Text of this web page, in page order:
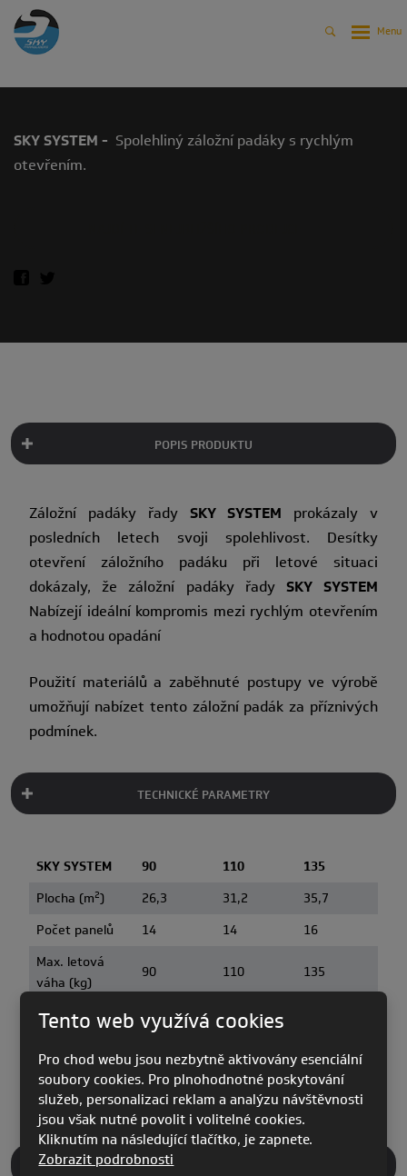
SKY SYSTEM
Produkty
SKY SYSTEM - Spolehliný záložní padáky s rychlým
otevřením.
POPIS PRODUKTU
Záložní padáky řady SKY SYSTEM prokázaly v
posledních letech svoji spolehlivost. Desítky
otevření záložního padáku při letové situaci
dokázaly, že záložní padáky řady SKY SYSTEM
Nabízejí ideální kompromis mezi rychlým otevřením
a hodnotou opadání
Použití materiálů a zaběhnuté postupy ve výrobě
umožňují nabízet tento záložní padák za příznivých
podmínek.
TECHNICKÉ PARAMETRY
SKY SYSTEM 90 110
135
Plocha (m2) 26,3 31,2
35,7
Počet panelů
14 14
16
Max. letová
váha (kg)
90 110 135
Opadání (m/s) 5,0-5,5 5,0-5,5
Certifikace
AFNOR
S52-318
AFNOR
S52-318
AFNOR
S52-318
MATERIÁLY
Tento web využívá cookies
Pro chod webu jsou nezbytně aktivovány esenciální
soubory cookies. Pro plnohodnotné poskytování
služeb, personalizaci reklam a analýzu návštěvnosti
jsou však nutné povolit i volitelné cookies.
Kliknutím na následující tlačítko, je zapnete.
Zobrazit podrobnosti